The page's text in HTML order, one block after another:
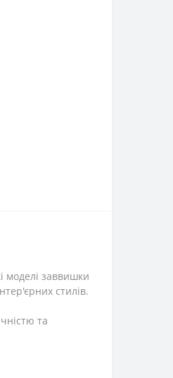
моделі заввишки
стилів.
та